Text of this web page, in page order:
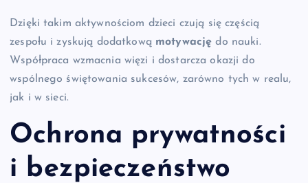
Dzięki takim aktywnościom dzieci czują się częścią
zespołu i zyskują dodatkową motywację do nauki.
Współpraca wzmacnia więzi i dostarcza okazji do
wspólnego świętowania sukcesów, zarówno tych w realu,
jak i w sieci.
Ochrona prywatności
i bezpieczeństwo